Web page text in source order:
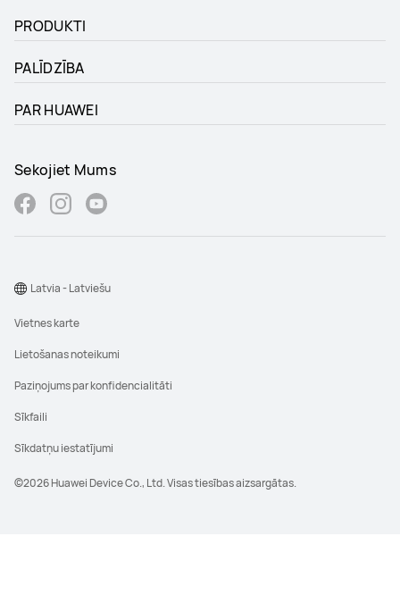
PRODUKTI
PALĪDZĪBA
PAR HUAWEI
Sekojiet Mums
©2026 Huawei Device Co., Ltd. Visas tiesības aizsargātas.
Vietnes karte
Lietošanas noteikumi
Paziņojums par konfidencialitāti
Sīkfaili
Sīkdatņu iestatījumi
Latvia - Latviešu